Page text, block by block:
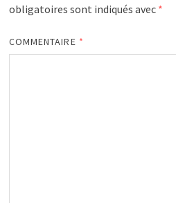
obligatoires sont indiqués avec *
COMMENTAIRE *